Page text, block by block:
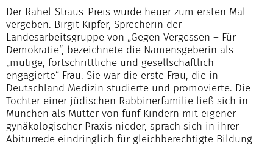
Der Rahel-Straus-Preis wurde heuer zum ersten Mal
vergeben. Birgit Kipfer, Sprecherin der
Landesarbeitsgruppe von „Gegen Vergessen – Für
Demokratie“, bezeichnete die Namensgeberin als
„mutige, fortschrittliche und gesellschaftlich
engagierte“ Frau. Sie war die erste Frau, die in
Deutschland Medizin studierte und promovierte. Die
Tochter einer jüdischen Rabbinerfamilie ließ sich in
München als Mutter von fünf Kindern mit eigener
gynäkologischer Praxis nieder, sprach sich in ihrer
Abiturrede eindringlich für gleichberechtigte Bildung